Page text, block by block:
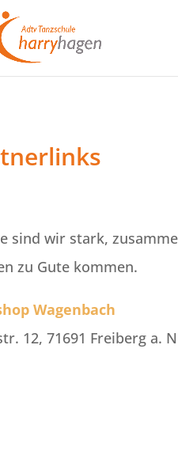
sind wir stark,
zu Gute kommen.
Wagenbach
12, 71691 Freiberg a.